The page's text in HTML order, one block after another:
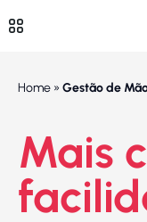
Home » Gestão de
Mais